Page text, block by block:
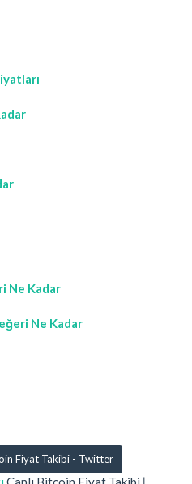
Ne Kadar
Ne Kadar
Fiyat Takibi - Twitter